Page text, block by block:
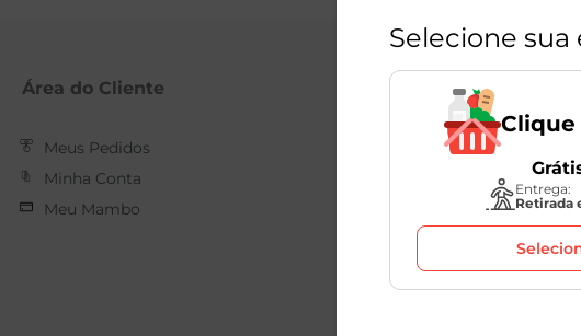
Área do Cliente
Meus Pedidos
Minha Conta
Meu Mambo
Nossas Lojas
Quem Somos
Trabalhe Conosco
Forma de Pagamento
Relatório de
Salarial
Selecione sua
Clique
Entrega:
Retirada